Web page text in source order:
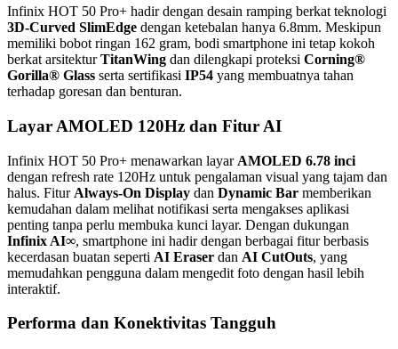
Infinix HOT 50 Pro+ hadir dengan desain ramping berkat teknologi
3D-Curved SlimEdge dengan ketebalan hanya 6.8mm. Meskipun
memiliki bobot ringan 162 gram, bodi smartphone ini tetap kokoh
berkat arsitekturTitanWing dan dilengkapi proteksi Corning®
Gorilla® Glass serta sertifikasi IP54 yang membuatnya tahan
terhadap goresan dan benturan.
Layar AMOLED 120Hz dan Fitur AI
Infinix HOT 50 Pro+ menawarkan layar AMOLED 6.78 inci
dengan refresh rate 120Hz untuk pengalaman visual yang tajam dan
halus. Fitur Always-On Display dan Dynamic Bar memberikan
kemudahan dalam melihat notifikasi serta mengakses aplikasi
penting tanpa perlu membuka kunci layar. Dengan dukungan
Infinix AI∞, smartphone ini hadir dengan berbagai fitur berbasis
kecerdasan buatan seperti AI Eraser dan AI CutOuts, yang
memudahkan pengguna dalam mengedit foto dengan hasil lebih
interaktif.
Performa dan Konektivitas Tangguh